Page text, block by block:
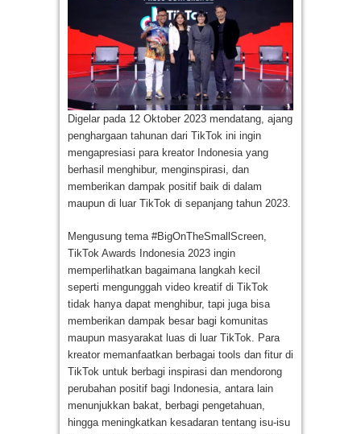
Digelar pada 12 Oktober 2023 mendatang, ajang
penghargaan tahunan dari TikTok ini ingin
mengapresiasi para kreator Indonesia yang
berhasil menghibur, menginspirasi, dan
memberikan dampak positif baik di dalam
maupun di luar TikTok di sepanjang tahun 2023.
Mengusung tema #BigOnTheSmallScreen,
TikTok Awards Indonesia 2023 ingin
memperlihatkan bagaimana langkah kecil
seperti mengunggah video kreatif di TikTok
tidak hanya dapat menghibur, tapi juga bisa
memberikan dampak besar bagi komunitas
maupun masyarakat luas di luar TikTok. Para
kreator memanfaatkan berbagai tools dan fitur di
TikTok untuk berbagi inspirasi dan mendorong
perubahan positif bagi Indonesia, antara lain
menunjukkan bakat, berbagi pengetahuan,
hingga meningkatkan kesadaran tentang isu-isu